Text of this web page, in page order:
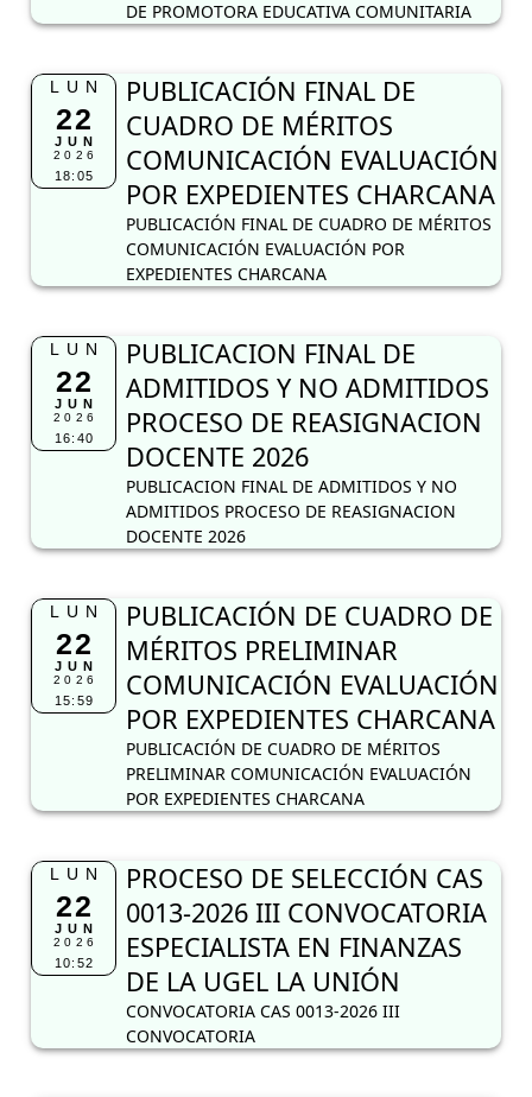
DE PROMOTORA EDUCATIVA COMUNITARIA
LUN
22
JUN
2026
18:05
PUBLICACIÓN FINAL DE
CUADRO DE MÉRITOS
COMUNICACIÓN EVALUACIÓN
POR EXPEDIENTES CHARCANA
PUBLICACIÓN FINAL DE CUADRO DE MÉRITOS
COMUNICACIÓN EVALUACIÓN POR
EXPEDIENTES CHARCANA
LUN
22
JUN
2026
16:40
PUBLICACION FINAL DE
ADMITIDOS Y NO ADMITIDOS
PROCESO DE REASIGNACION
DOCENTE 2026
PUBLICACION FINAL DE ADMITIDOS Y NO
ADMITIDOS PROCESO DE REASIGNACION
DOCENTE 2026
LUN
22
JUN
2026
15:59
PUBLICACIÓN DE CUADRO DE
MÉRITOS PRELIMINAR
COMUNICACIÓN EVALUACIÓN
POR EXPEDIENTES CHARCANA
PUBLICACIÓN DE CUADRO DE MÉRITOS
PRELIMINAR COMUNICACIÓN EVALUACIÓN
POR EXPEDIENTES CHARCANA
LUN
22
JUN
2026
10:52
PROCESO DE SELECCIÓN CAS
0013-2026 III CONVOCATORIA
ESPECIALISTA EN FINANZAS
DE LA UGEL LA UNIÓN
CONVOCATORIA CAS 0013-2026 III
CONVOCATORIA